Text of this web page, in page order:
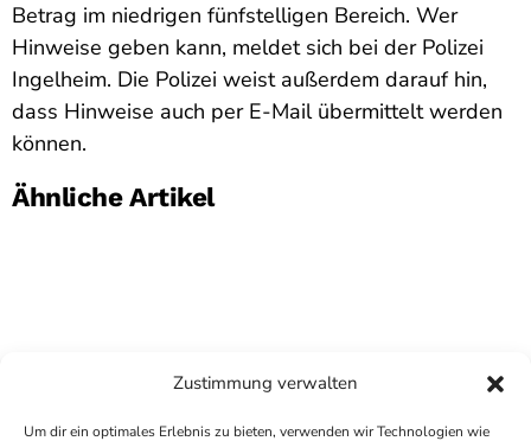
Zustimmung verwalten
Um dir ein optimales Erlebnis zu bieten, verwenden wir Technologien wie
Betrag im niedrigen fünfstelligen Bereich. Wer
Hinweise geben kann, meldet sich bei der Polizei
Ingelheim. Die Polizei weist außerdem darauf hin,
dass Hinweise auch per E-Mail übermittelt werden
können.
Ähnliche Artikel